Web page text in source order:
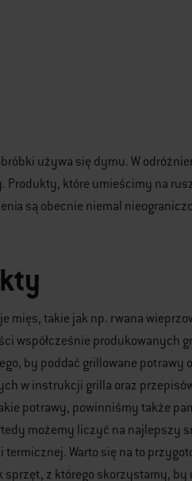
używa się dymu. W
które umieścimy na
są obecnie niemal
takie jak np. rwana
współcześnie produkowanych
by poddać grillowane potrawy
w instrukcji grilla oraz
potrawy, powinniśmy także
możemy liczyć na najlepszy
Warto się na to
sprzęt, z którego skorzystamy,